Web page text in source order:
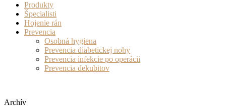
Produkty
Špecialisti
Hojenie rán
Prevencia
Osobná hygiena
Prevencia diabetickej nohy
Prevencia infekcie po operácii
Prevencia dekubitov
Archív